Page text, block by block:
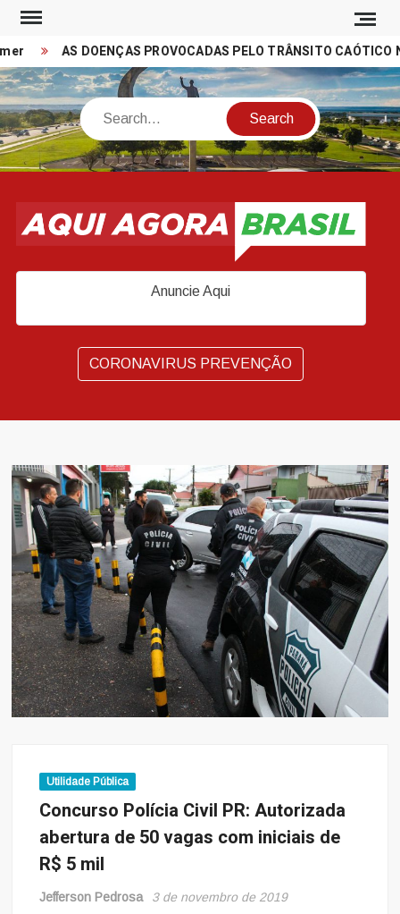
Skip
content
AS DOENÇAS PROVOCADAS PELO TRÂNSITO CAÓTICO
Search
Anuncie Aqui
CORONAVIRUS PREVENÇÃO
Utilidade Pública
Concurso Polícia Civil PR: Autorizada
abertura de 50 vagas com iniciais de
R$ 5 mil
Jefferson Pedrosa 3 de novembro de 2019